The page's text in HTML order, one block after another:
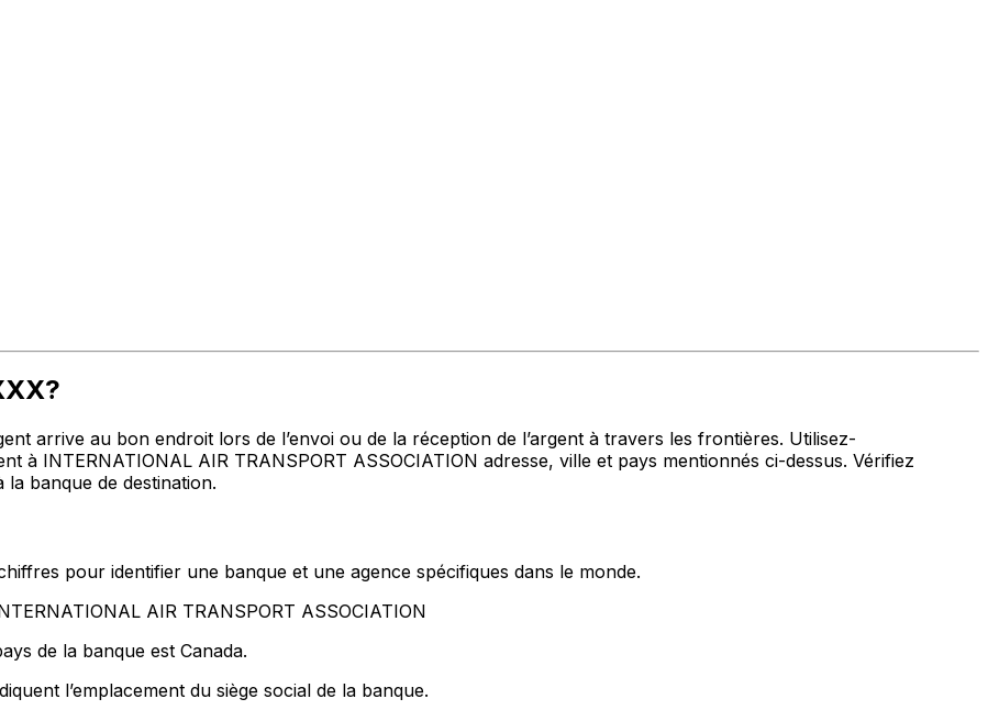
arrive au bon endroit lors de l’envoi ou de la réception de l’argent à travers les frontières. Utilisez-
à INTERNATIONAL AIR TRANSPORT ASSOCIATION adresse, ville et pays mentionnés ci-dessus. Vérifiez
banque de destination.
pour identifier une banque et une agence spécifiques dans le monde.
AIR TRANSPORT ASSOCIATION
de la banque est Canada.
l’emplacement du siège social de la banque.